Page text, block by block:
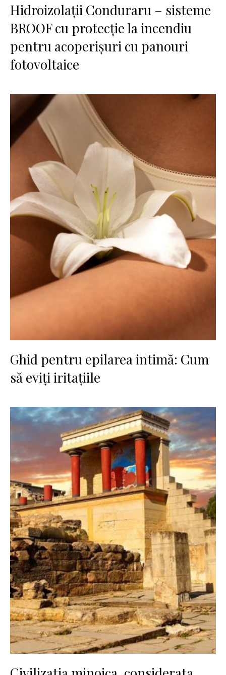
Hidroizolații Conduraru – sisteme
BROOF cu protecție la incendiu
pentru acoperișuri cu panouri
fotovoltaice
Ghid pentru epilarea intimă: Cum
să eviți iritațiile